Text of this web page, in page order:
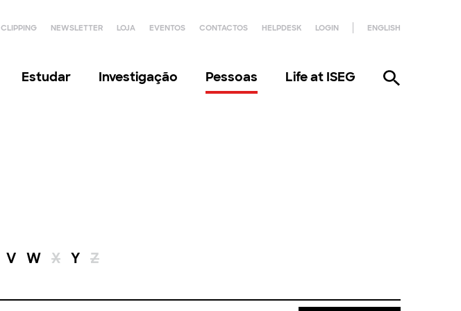
CLIPPING NEWSLETTER LOJA EVENTOS CONTACTOS HELPDESK LOGIN ENGLISH
Estudar Investigação Pessoas Life at ISEG
V W X Y Z